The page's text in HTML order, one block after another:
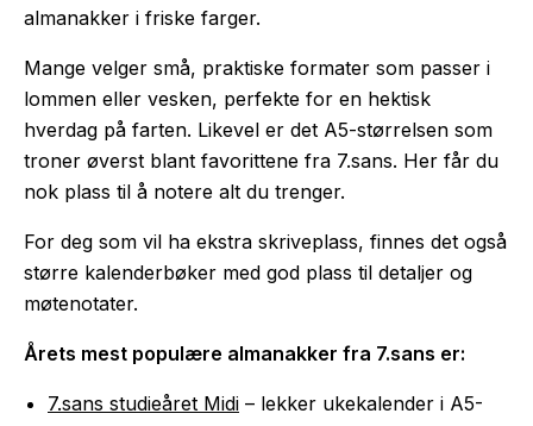
almanakker i friske farger.
Mange velger små, praktiske formater som passer i
lommen eller vesken, perfekte for en hektisk
hverdag på farten. Likevel er det A5-størrelsen som
troner øverst blant favorittene fra 7.sans. Her får du
nok plass til å notere alt du trenger.
For deg som vil ha ekstra skriveplass, finnes det også
større kalenderbøker med god plass til detaljer og
møtenotater.
Årets mest populære almanakker fra 7.sans er:
7.sans studieåret Midi – lekker ukekalender i A5-